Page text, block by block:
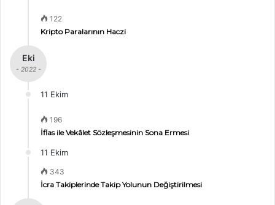
122
Kripto Paralarının Haczi
Eki
- 2022 -
11 Ekim
196
İflas ile Vekâlet Sözleşmesinin Sona Ermesi
11 Ekim
343
İcra Takiplerinde Takip Yolunun Değiştirilmesi